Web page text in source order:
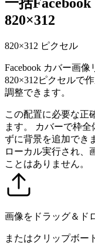
820×312
820×312 ピクセル
Facebook カバー画
820×312ピクセルで
調整できます。
この配置に必要な正
ます。
カバーで枠全
ずに背景を追加でき
ローカル実行され、
ことはありません。
画像をドラッグ＆ド
またはクリップボー